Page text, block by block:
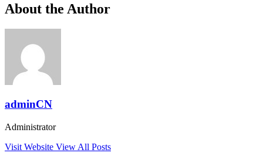
About the Author
adminCN
Administrator
Visit Website View All Posts